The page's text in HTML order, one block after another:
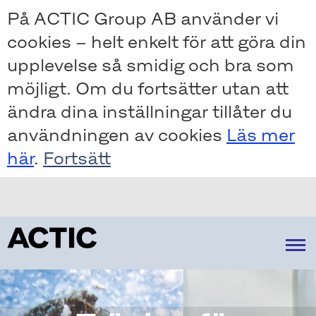
Skip
to
main
content
På ACTIC Group AB använder vi
cookies – helt enkelt för att göra din
upplevelse så smidig och bra som
möjligt. Om du fortsätter utan att
ändra dina inställningar tillåter du
användningen av cookies Läs mer
här.
Vår verksamhet
Vår marknad
Hur vi skapar värde